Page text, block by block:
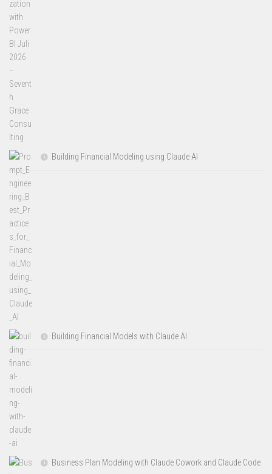
Building Financial Modeling using Claude AI
Building Financial Models with Claude AI
Business Plan Modeling with Claude Cowork and Claude Code